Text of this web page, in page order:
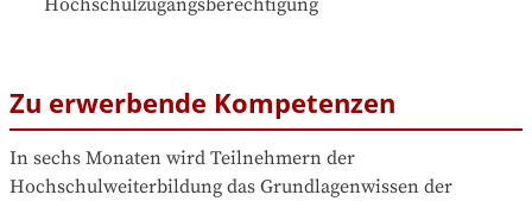
Hochschulzugangsberechtigung
Zu erwerbende Kompetenzen
In sechs Monaten wird Teilnehmern der
Hochschulweiterbildung das Grundlagenwissen der